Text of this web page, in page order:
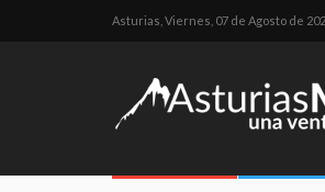
Asturias, Viernes, 07 de Agosto de